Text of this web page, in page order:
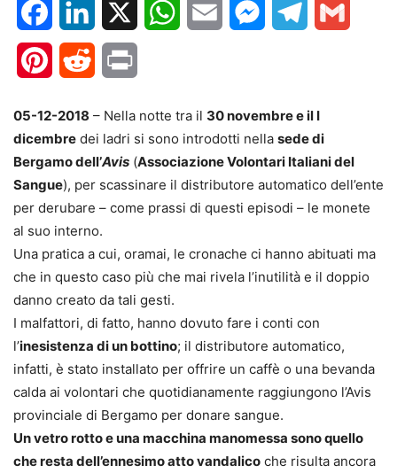
FacebookLinkedIn WhatsApp
Email MessengerTelegram
PinterestReddit
05-12-2018 – Nella notte tra il 30 novembre e il I
dicembre dei ladri si sono introdotti nella sede di
Bergamo dell’Avis (Associazione Volontari Italiani del
Sangue), per scassinare il distributore automatico dell’ente
per derubare – come prassi di questi episodi – le monete
al suo interno.
Una pratica a cui, oramai, le cronache ci hanno abituati ma
che in questo caso più che mai rivela l’inutilità e il doppio
danno creato da tali gesti.
I malfattori, di fatto, hanno dovuto fare i conti con
l’inesistenza di un bottino; il distributore automatico,
infatti, è stato installato per offrire un caffè o una bevanda
calda ai volontari che quotidianamente raggiungono l’Avis
provinciale di Bergamo per donare sangue.
Un vetro rotto e una macchina manomessa sono quello
che resta dell’ennesimo atto vandalico che risulta ancora